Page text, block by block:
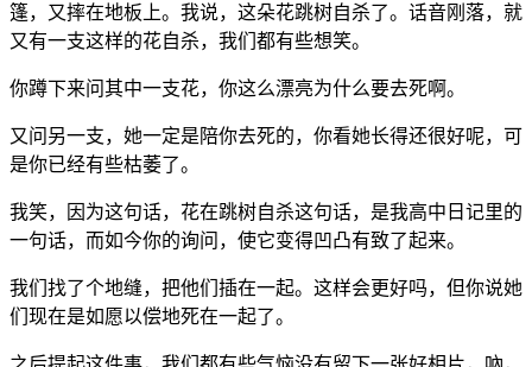
篷，又摔在地板上。我说，这朵花跳树自杀了。话音刚落，就
又有一支这样的花自杀，我们都有些想笑。
你蹲下来问其中一支花，你这么漂亮为什么要去死啊。
又问另一支，她一定是陪你去死的，你看她长得还很好呢，可
是你已经有些枯萎了。
我笑，因为这句话，花在跳树自杀这句话，是我高中日记里的
一句话，而如今你的询问，使它变得凹凸有致了起来。
我们找了个地缝，把他们插在一起。这样会更好吗，但你说她
们现在是如愿以偿地死在一起了。